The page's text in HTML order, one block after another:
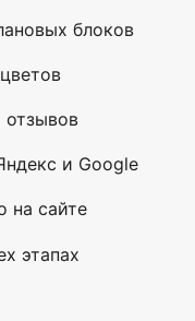
блоков
отзывов
и Google
на сайте
этапах